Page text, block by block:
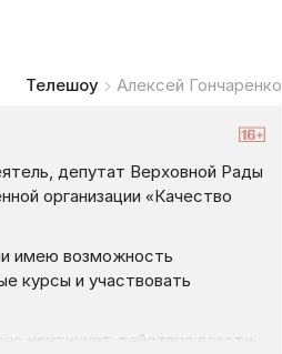
Телешоу Алексей Гончаренко
депутат Верховной Рады
организации «Качество
имею возможность
курсы и участвовать
критикует действия власти,